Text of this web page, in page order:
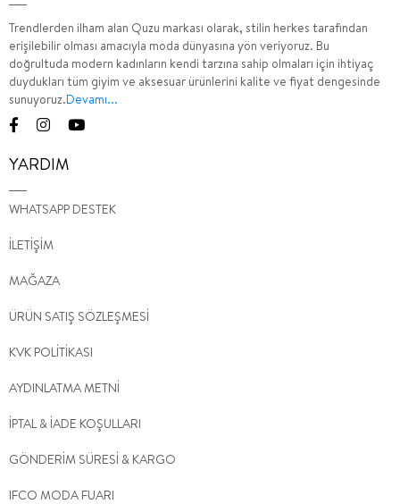
Trendlerden ilham alan Quzu markası olarak, stilin herkes tarafından
erişilebilir olması amacıyla moda dünyasına yön veriyoruz. Bu
doğrultuda modern kadınların kendi tarzına sahip olmaları için ihtiyaç
duydukları tüm giyim ve aksesuar ürünlerini kalite ve fiyat dengesinde
sunuyoruz.Devamı...
YARDIM
WHATSAPP DESTEK
İLETİŞİM
MAĞAZA
ÜRÜN SATIŞ SÖZLEŞMESİ
KVK POLİTİKASI
AYDINLATMA METNİ
İPTAL & İADE KOŞULLARI
GÖNDERİM SÜRESİ & KARGO
IFCO MODA FUARI